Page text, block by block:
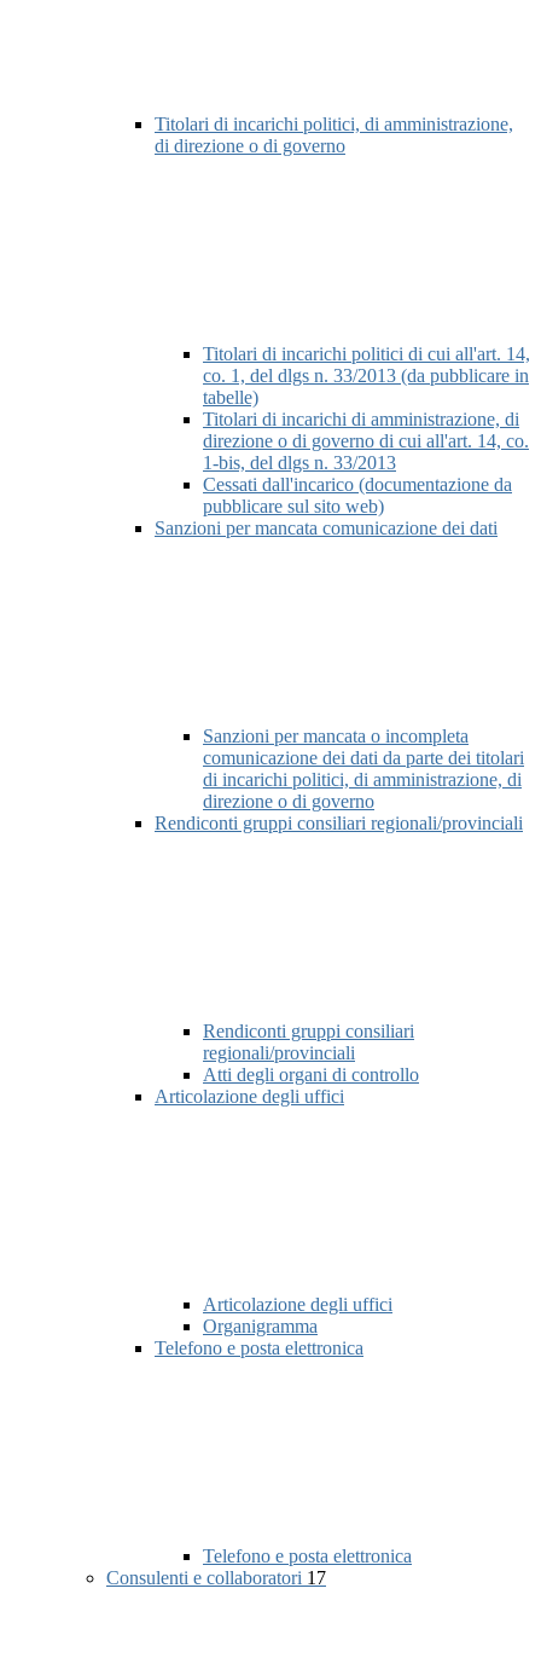
Titolari di incarichi politici, di amministrazione,
di direzione o di governo
Titolari di incarichi politici di cui all'art. 14,
co. 1, del dlgs n. 33/2013 (da pubblicare in
tabelle)
Titolari di incarichi di amministrazione, di
direzione o di governo di cui all'art. 14, co.
1-bis, del dlgs n. 33/2013
Cessati dall'incarico (documentazione da
pubblicare sul sito web)
Sanzioni per mancata comunicazione dei dati
Sanzioni per mancata o incompleta
comunicazione dei dati da parte dei titolari
di incarichi politici, di amministrazione, di
direzione o di governo
Rendiconti gruppi consiliari regionali/provinciali
Rendiconti gruppi consiliari
regionali/provinciali
Atti degli organi di controllo
Articolazione degli uffici
Articolazione degli uffici
Organigramma
Telefono e posta elettronica
Telefono e posta elettronica
Consulenti e collaboratori 17